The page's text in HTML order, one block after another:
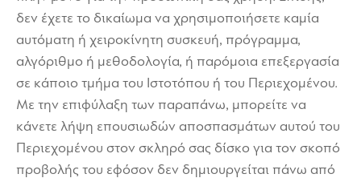
δεν έχετε το δικαίωμα να χρησιμοποιήσετε καμία
αυτόματη ή χειροκίνητη συσκευή, πρόγραμμα,
αλγόριθμο ή μεθοδολογία, ή παρόμοια επεξεργασία
σε κάποιο τμήμα του Ιστοτόπου ή του Περιεχομένου.
Με την επιφύλαξη των παραπάνω, μπορείτε να
κάνετε λήψη επουσιωδών αποσπασμάτων αυτού του
Περιεχομένου στον σκληρό σας δίσκο για τον σκοπό
προβολής του εφόσον δεν δημιουργείται πάνω από